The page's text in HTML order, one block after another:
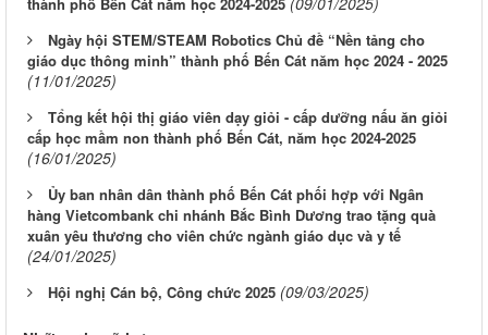
Ngày hội STEM/STEAM Robotics Chủ đề “Nền tảng cho
giáo dục thông minh” thành phố Bến Cát năm học 2024 - 2025
(11/01/2025)
Tổng kết hội thị giáo viên dạy giỏi - cấp dưỡng nấu ăn giỏi
cấp học mầm non thành phố Bến Cát, năm học 2024-2025
(16/01/2025)
Ủy ban nhân dân thành phố Bến Cát phối hợp với Ngân
hàng Vietcombank chi nhánh Bắc Bình Dương trao tặng quà
xuân yêu thương cho viên chức ngành giáo dục và y tế
(24/01/2025)
Hội nghị Cán bộ, Công chức 2025 (09/03/2025)